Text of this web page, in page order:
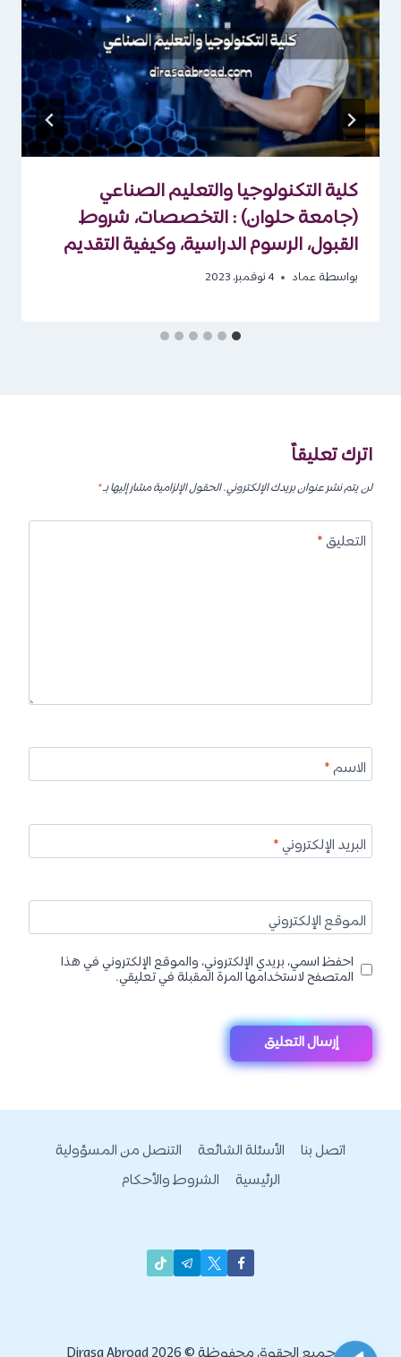
كلية التكنولوجيا والتعليم الصناعي
(جامعة حلوان) : التخصصات، شروط
القبول، الرسوم الدراسية، وكيفية التقديم
بواسطة عماد 4 نوفمبر، 2023
اترك تعليقاً
لن يتم نشر عنوان بريدك الإلكتروني.الحقول الإلزامية مشار إليها بـ*
التعليق*
الاسم*
البريد الإلكتروني*
الموقع الإلكتروني
احفظ اسمي، بريدي الإلكتروني، والموقع الإلكتروني في هذا
المتصفح لاستخدامها المرة المقبلة في تعليقي.
اتصل بنا الأسئلة الشائعة
التنصل من المسؤولية
الرئيسية
الشروط والأحكام